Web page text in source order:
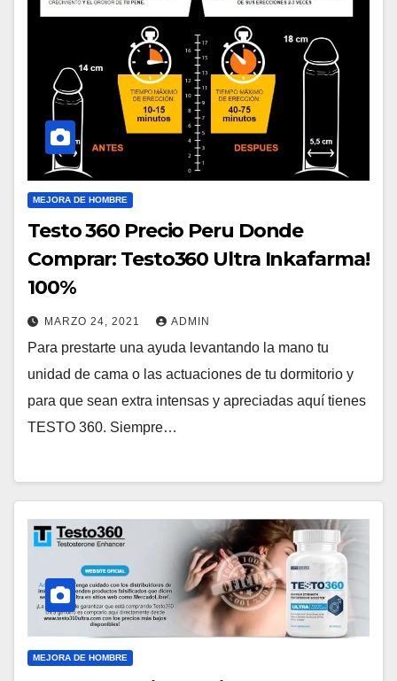
MEJORA DE HOMBRE
Testo 360 Precio Peru Donde
Comprar: Testo360 Ultra Inkafarma!
100%
MARZO 24, 2021 ADMIN
Para prestarte una ayuda levantando la mano tu
unidad de cama o las actuaciones de tu dormitorio y
para que sean extra intensas y apreciadas aquí tienes
TESTO 360. Siempre…
MEJORA DE HOMBRE